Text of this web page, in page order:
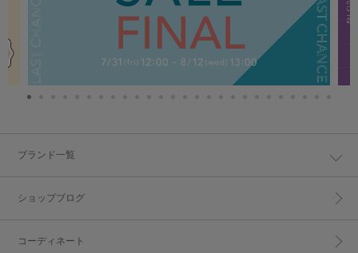
ブランド一覧
ショップブログ
コーディネート